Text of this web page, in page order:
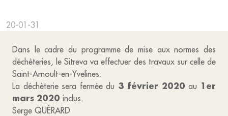
20-01-31
Dans le cadre du programme de mise aux normes des
déchèteries, le Sitreva va effectuer des travaux sur celle de
Saint-Arnoult-en-Yvelines.
La déchèterie sera fermée du 3 février 2020 au 1er
mars 2020 inclus.
Serge QUÉRARD